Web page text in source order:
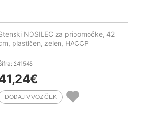
NOSILEC za pripomočke, 42
plastičen, zelen, HACCP
241545
€